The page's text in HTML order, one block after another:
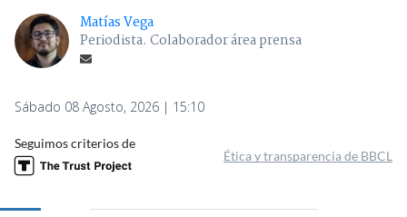
Matías Vega
Periodista. Colaborador área prensa
Sábado 08 Agosto, 2026 | 15:10
Seguimos criterios de
Ética y transparencia de BBCL